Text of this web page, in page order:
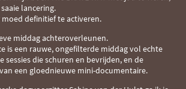
lancering.
definitief te activeren.
middag achteroverleunen.
is een rauwe, ongefilterde middag vol echte
sessies die schuren en bevrijden, en de
een gloednieuwe mini-documentaire.